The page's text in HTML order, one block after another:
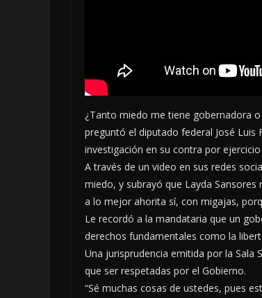
¿Tanto miedo me tiene gobernadora
preguntó el diputado federal José
investigación en su contra por
A través de un video en sus redes
miedo, y subrayó que Layda
a lo mejor ahorita sí, con migajas,
Le recordó a la mandataria que un
derechos fundamentales como la
Una jurisprudencia emitida por la Sala
que ser respetadas por el Gobierno.
“Sé muchas cosas de ustedes, pues